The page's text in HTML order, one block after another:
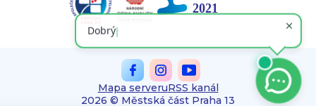
2026 © Městská část Praha 13
Mapa serveruRSS kanál